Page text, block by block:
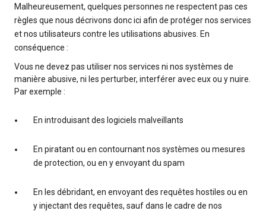
Malheureusement, quelques personnes ne respectent pas ces
règles que nous décrivons donc ici afin de protéger nos services
et nos utilisateurs contre les utilisations abusives. En
conséquence :
Vous ne devez pas utiliser nos services ni nos systèmes de
manière abusive, ni les perturber, interférer avec eux ou y nuire.
Par exemple :
En introduisant des logiciels malveillants
En piratant ou en contournant nos systèmes ou mesures
de protection, ou en y envoyant du spam
En les débridant, en envoyant des requêtes hostiles ou en
y injectant des requêtes, sauf dans le cadre de nos